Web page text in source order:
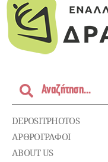
DEPOSITPHOTOS
ΑΡΘΡΟΓΡΑΦΟΙ
ABOUT US